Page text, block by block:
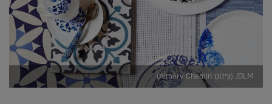
JDLM (צילום Aimery Chemin)